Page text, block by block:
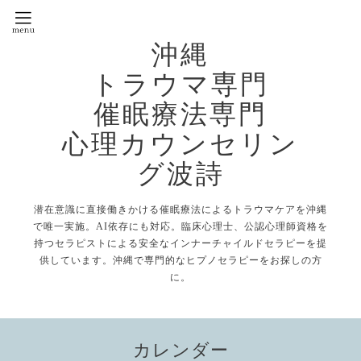
沖縄
トラウマ専門
催眠療法専門
心理カウンセリン
グ波詩
潜在意識に直接働きかける催眠療法によるトラウマケアを沖縄
で唯一実施。AI依存にも対応。臨床心理士、公認心理師資格を
持つセラピストによる安全なインナーチャイルドセラピーを提
供しています。沖縄で専門的なヒプノセラピーをお探しの方
に。
カレンダー